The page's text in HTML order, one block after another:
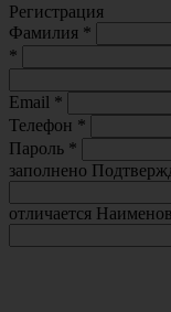
Регистрация
Фамилия *
*
Email *
Телефон *
Пароль *
заполнено
отличается